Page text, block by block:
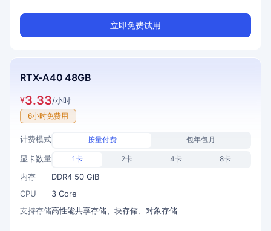
立即免费试用
RTX-A40 48GB
¥3.33/小时
6小时免费用
计费模式 按量付费 包年包月
显卡数量 1卡 2卡 4卡 8卡
内存
DDR4 50 GiB
CPU
3 Core
支持存储高性能共享存储、块存储、对象存储